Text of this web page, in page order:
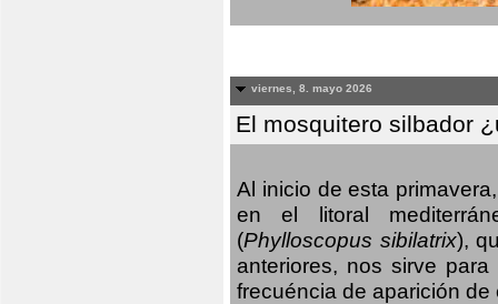
viernes, 8. mayo 2026
El mosquitero silbador
Al inicio de esta
en el litoral
(Phylloscopus sibilatrix),
anteriores, nos sirve
frecuéncia de aparición